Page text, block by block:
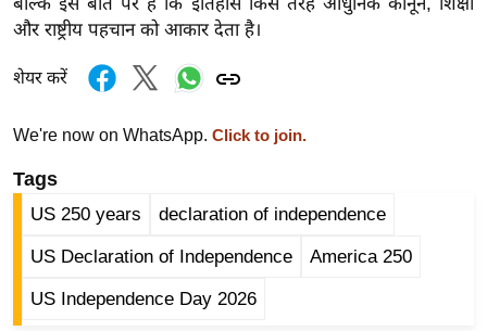
u
c
i
n
k
धा
और राष्ट्रीय पहचान को आकार देता है।
शेयर करें
We're now on WhatsApp. Click to join.
Tags
US 250 years declaration of independence
US Declaration of Independence America 250
US Independence Day 2026